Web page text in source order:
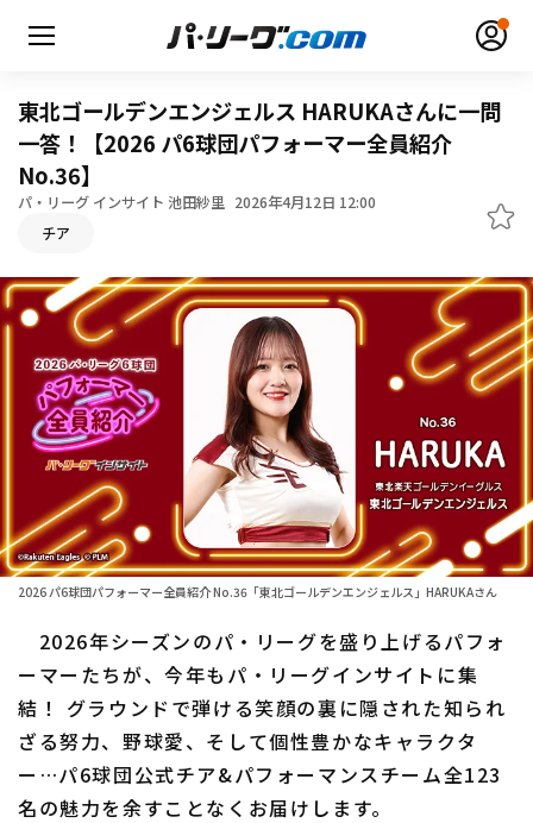
無料アカウント登録 ログイン
HOME
動画
日程・結果
順位表･成績
1軍公式戦
ファーム東地区
ファーム西地区
交流戦
選手名鑑
選手名鑑トップ
北海道日本ハムファイターズ
東北楽天ゴールデンイーグルス
埼玉西武ライオンズ
千葉ロッテマリーンズ
ニュース
設定
東北ゴールデンエンジェルス HARUKAさんに一問
一答！【2026 パ6球団パフォーマー全員紹介
No.36】
パ・リーグ インサイト 池田紗里 2026年4月12日 12:00
チア
2026 パ6球団パフォーマー全員紹介 No.36「東北ゴールデンエンジェルス」HARUKAさん
2026年シーズンのパ・リーグを盛り上げるパフォ
ーマーたちが、今年もパ・リーグインサイトに集
結！ グラウンドで弾ける笑顔の裏に隠された知られ
ざる努力、野球愛、そして個性豊かなキャラクタ
ー…パ6球団公式チア&パフォーマンスチーム全123
名の魅力を余すことなくお届けします。